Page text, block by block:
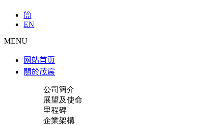
簡
EN
MENU
网站首页
關於茂宸
公司簡介
展望及使命
里程碑
企業架構